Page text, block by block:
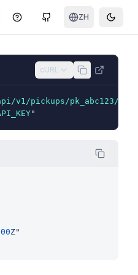
帮助中心GitHub ZH Toggle
cURL
v1/pickups/pk_abc123/
"
00Z"